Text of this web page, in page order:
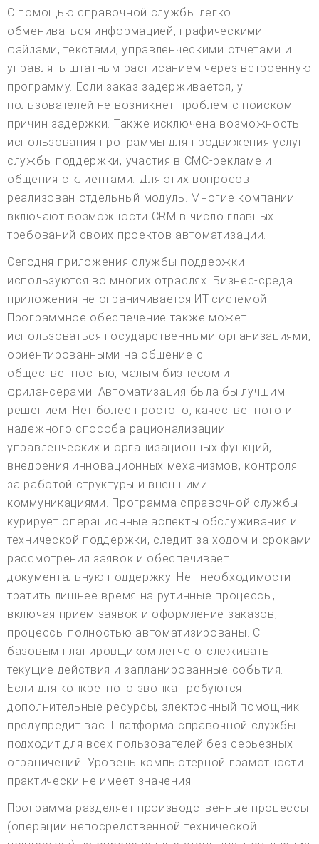
С помощью справочной службы легко
обмениваться информацией, графическими
файлами, текстами, управленческими отчетами и
управлять штатным расписанием через встроенную
программу. Если заказ задерживается, у
пользователей не возникнет проблем с поиском
причин задержки. Также исключена возможность
использования программы для продвижения услуг
службы поддержки, участия в СМС-рекламе и
общения с клиентами. Для этих вопросов
реализован отдельный модуль. Многие компании
включают возможности CRM в число главных
требований своих проектов автоматизации.
Сегодня приложения службы поддержки
используются во многих отраслях. Бизнес-среда
приложения не ограничивается ИТ-системой.
Программное обеспечение также может
использоваться государственными организациями,
ориентированными на общение с
общественностью, малым бизнесом и
фрилансерами. Автоматизация была бы лучшим
решением. Нет более простого, качественного и
надежного способа рационализации
управленческих и организационных функций,
внедрения инновационных механизмов, контроля
за работой структуры и внешними
коммуникациями. Программа справочной службы
курирует операционные аспекты обслуживания и
технической поддержки, следит за ходом и сроками
рассмотрения заявок и обеспечивает
документальную поддержку. Нет необходимости
тратить лишнее время на рутинные процессы,
включая прием заявок и оформление заказов,
процессы полностью автоматизированы. С
базовым планировщиком легче отслеживать
текущие действия и запланированные события.
Если для конкретного звонка требуются
дополнительные ресурсы, электронный помощник
предупредит вас. Платформа справочной службы
подходит для всех пользователей без серьезных
ограничений. Уровень компьютерной грамотности
практически не имеет значения.
Программа разделяет производственные процессы
(операции непосредственной технической